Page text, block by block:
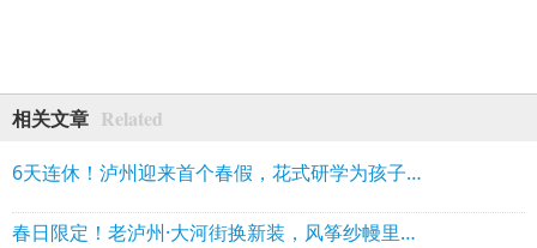
相关文章 Related
6天连休！泸州迎来首个春假，花式研学为孩子们打造沉浸式实践课堂
春日限定！老泸州·大河街换新装，风筝纱幔里的浪漫约会